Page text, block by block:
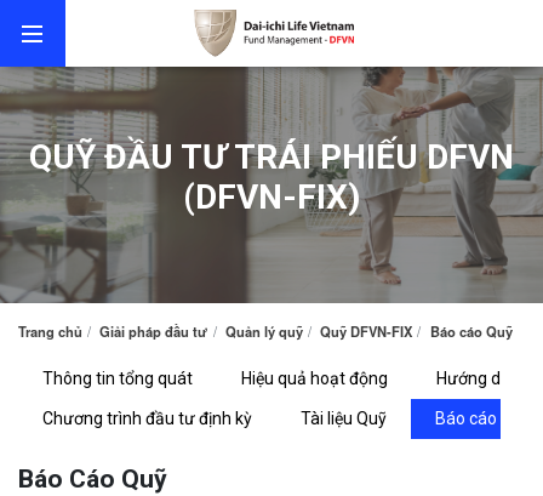
QUỸ ĐẦU TƯ TRÁI PHIẾU DFVN
(DFVN-FIX)
Trang chủ Giải pháp đầu tư Quản lý quỹ Quỹ DFVN-FIX Báo cáo Quỹ
Thông tin tổng quát Hiệu quả hoạt động Hướng dẫn
Chương trình đầu tư định kỳ Tài liệu Quỹ Báo cáo Quỹ
Báo Cáo Quỹ